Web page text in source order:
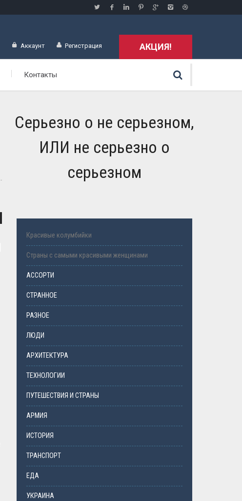
Аккаунт Регистрация АКЦИЯ!
Контакты
Серьезно о не серьезном,
ИЛИ не серьезно о
серьезном
Красивые колумбийки
Страны с самыми красивыми женщинами
АССОРТИ
СТРАННОЕ
РАЗНОЕ
ЛЮДИ
АРХИТЕКТУРА
ТЕХНОЛОГИИ
ПУТЕШЕСТВИЯ И СТРАНЫ
АРМИЯ
ИСТОРИЯ
ТРАНСПОРТ
ЕДА
УКРАИНА